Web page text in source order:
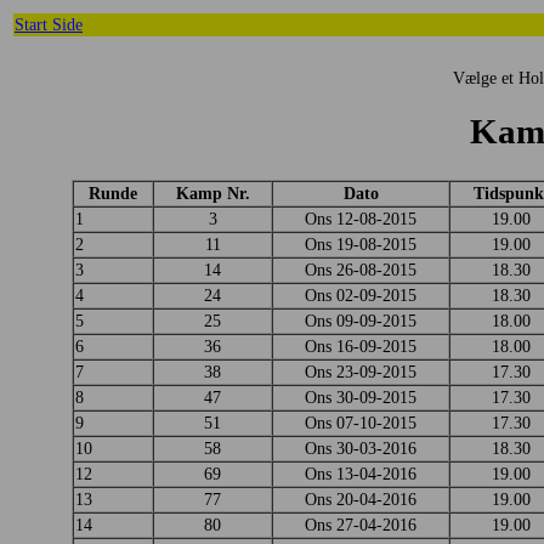
Start Side
Vælge et
Runde Kamp Nr. Dato
1
3 Ons 12-08-2015
19.00
2
11 Ons 19-08-2015
19.00
3
14 Ons 26-08-2015
18.30
4
24 Ons 02-09-2015
18.30
5
25 Ons 09-09-2015
18.00
6
36 Ons 16-09-2015
18.00
7
38 Ons 23-09-2015
17.30
8
47 Ons 30-09-2015
17.30
9
51 Ons 07-10-2015
17.30
10
58 Ons 30-03-2016
18.30
12
69 Ons 13-04-2016
19.00
13
77 Ons 20-04-2016
19.00
14
80 Ons 27-04-2016
19.00